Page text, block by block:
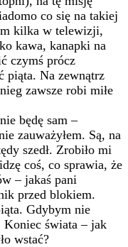
co się na takiej
kilka w telewizji,
kawa, kanapki na
czymś prócz
piąta. Na zewnątrz
zawsze robi miłe
będę sam –
zauważyłem. Są, na
szedł. Zrobiło mi
coś, co sprawia, że
– jakaś pani
przed blokiem.
Gdybym nie
Koniec świata – jak
wstać?